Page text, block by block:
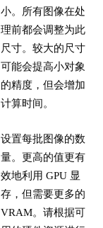
小。所有图像在处
理前都会调整为此
尺寸。较大的尺寸
可能会提高小对象
的精度，但会增加
计算时间。
设置每批图像的数
量。更高的值更有
效地利用 GPU 显
存，但需要更多的
VRAM。请根据可